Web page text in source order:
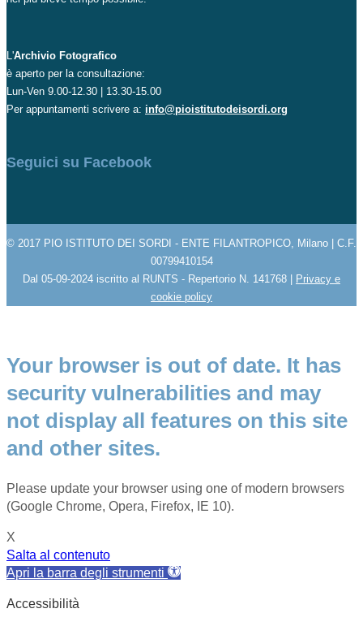
L'Archivio Fotografico
è aperto per la consultazione:
Lun-Ven 9.00-12.30 | 13.30-15.00
Per appuntamenti scrivere a: info@pioistitutodeisordi.org
Seguici su Facebook
© 2017 PIO ISTITUTO DEI SORDI - ENTE FILANTROPICO, Milano | C.F.
00799410154
Dal 05-09-2024 iscritto al RUNTS - Repertorio N. 141768 | Privacy e
cookie policy
Your browser is out of date. It has
security vulnerabilities and may
not display all features on this site
and other sites.
Please update your browser using one of modern browsers
(Google Chrome, Opera, Firefox, IE 10).
X
Salta al contenuto
Apri la barra degli strumenti
Accessibilità